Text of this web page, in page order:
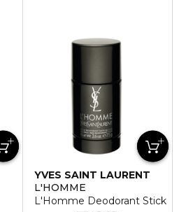
YVES SAINT LAURENT
L'HOMME
L'Homme Deodorant Stick